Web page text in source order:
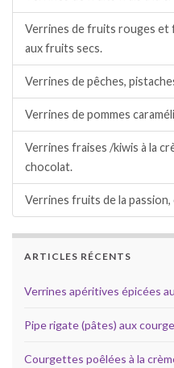
Verrines de fruits rouges et
aux fruits secs.
Verrines de pêches,
Verrines de pommes
Verrines fraises /kiwis à la
chocolat.
Verrines fruits de la
ARTICLES RÉCENTS
Verrines apéritives épicées
Pipe rigate (pâtes) aux
Courgettes poêlées à la